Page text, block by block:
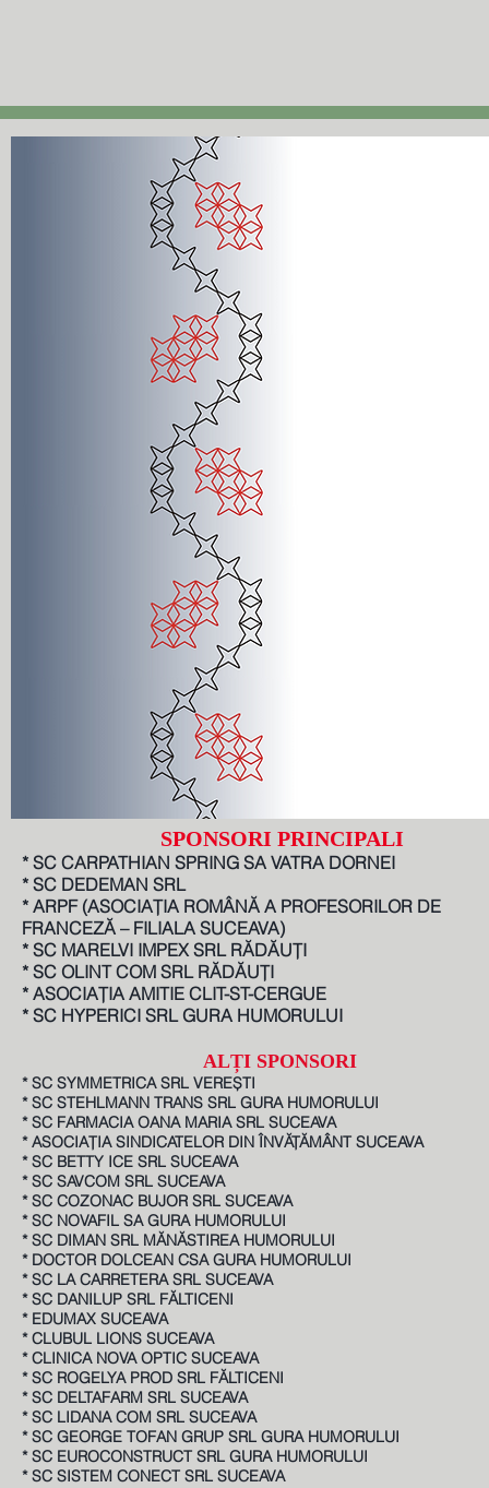
SPONSORI PRINCIPALI
* SC CARPATHIAN SPRING SA VATRA DORNEI
* SC DEDEMAN SRL
* ARPF (ASOCIAȚIA ROMÂNĂ A PROFESORILOR DE
FRANCEZĂ – FILIALA SUCEAVA)
* SC MARELVI IMPEX SRL RĂDĂUȚI
* SC OLINT COM SRL RĂDĂUȚI
* ASOCIAȚIA AMITIE CLIT-ST-CERGUE
* SC HYPERICI SRL GURA HUMORULUI
ALȚI SPONSORI
* SC SYMMETRICA SRL VEREȘTI
* SC STEHLMANN TRANS SRL GURA HUMORULUI
* SC FARMACIA OANA MARIA SRL SUCEAVA
* ASOCIAȚIA SINDICATELOR DIN ÎNVĂȚĂMÂNT SUCEAVA
* SC BETTY ICE SRL SUCEAVA
* SC SAVCOM SRL SUCEAVA
* SC COZONAC BUJOR SRL SUCEAVA
* SC NOVAFIL SA GURA HUMORULUI
* SC DIMAN SRL MĂNĂSTIREA HUMORULUI
* DOCTOR DOLCEAN CSA GURA HUMORULUI
* SC LA CARRETERA SRL SUCEAVA
* SC DANILUP SRL FĂLTICENI
* EDUMAX SUCEAVA
* CLUBUL LIONS SUCEAVA
* CLINICA NOVA OPTIC SUCEAVA
* SC ROGELYA PROD SRL FĂLTICENI
* SC DELTAFARM SRL SUCEAVA
* SC LIDANA COM SRL SUCEAVA
* SC GEORGE TOFAN GRUP SRL GURA HUMORULUI
* SC EUROCONSTRUCT SRL GURA HUMORULUI
* SC SISTEM CONECT SRL SUCEAVA